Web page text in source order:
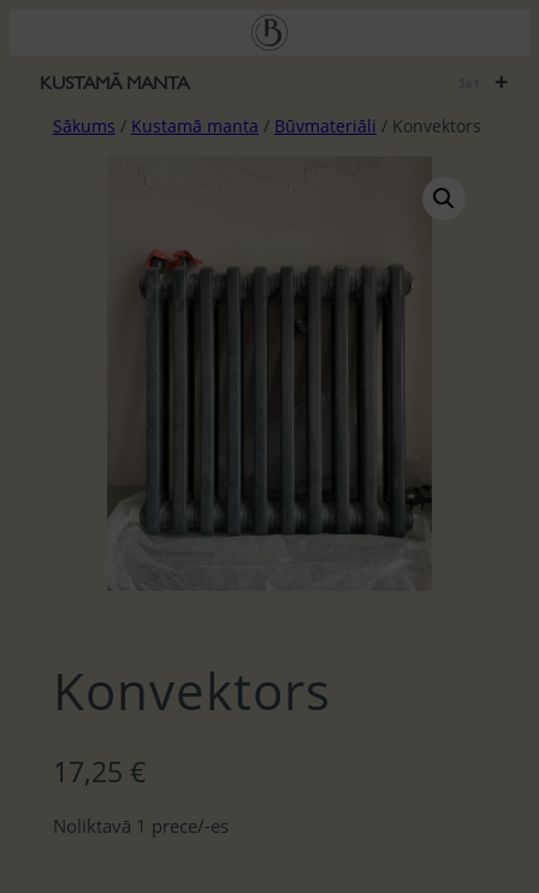
saturu
+
KUSTAMĀ MANTA
Sākums / Kustamā manta / Būvmateriāli / Konvektors
Konvektors
17,25 €
Noliktavā 1 prece/-es